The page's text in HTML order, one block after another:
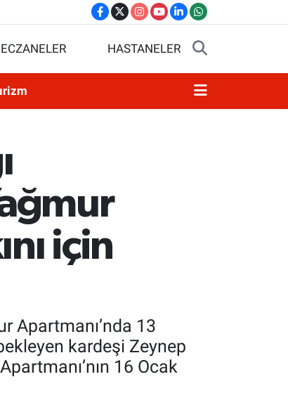
HASTANELER
için
Apartmanı’nda 13
kardeşi Zeynep
16 Ocak